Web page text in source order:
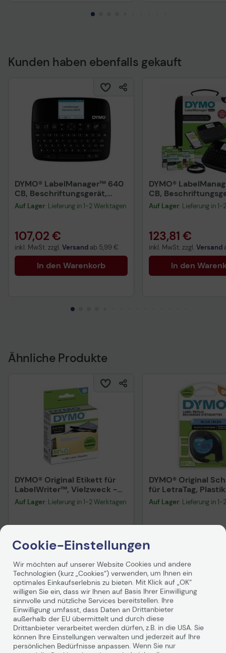
Technisches
Kunden haben ebenfalls gekauft
DYMO® LabelManager™ 640
CB, Beschriftungsgerät,
QWZ-Tastatur
Auf Lager: Lieferung in 1-2 Werktagen
107,02 €
inkl. MwSt. zzgl. Versand ab 5,99 €
In den Warenkorb
DYMO®
CB,
QWZ-Tastatur, im
Auf Lager: Lieferung in
123,81 €
inkl. MwSt. zzgl. Versand
In den
Ähnliche Produkte
DYMO® Original Etikett für
LabelWriter™, Vielzweck -
weiss - ablösbar, 1 x 500
Etiketten
Auf Lager: Lieferung in 1-2 Werktagen
inkl. MwSt. zzgl.Versandab5,99 €
In den Warenkorb
Hinweis
Technisches Produktdatenblatt
DYMO® Original
für LetraTag,
schwarz auf blau
Auf Lager: Lieferung in
inkl. MwSt. zzgl.
In den
Technisches
Produktbeschreibung
Cookie-Einstellungen
Wir möchten auf unserer Website Cookies und andere
Technologien (kurz „Cookies“) verwenden, um Ihnen ein
optimales Einkaufserlebnis zu bieten. Mit Klick auf „OK“
willigen Sie ein, dass wir Ihnen auf Basis Ihrer Einwilligung
sinnvolle und nützliche Services bereitstellen. Ihre
Einwilligung umfasst, dass Daten an Drittanbieter
außerhalb der EU übermittelt und durch diese
Drittanbieter verarbeitet werden dürfen, z.B. in die USA. Sie
können Ihre Einstellungen verwalten und jederzeit auf Ihre
persönlichen Bedürfnisse anpassen. Wenn Sie nur